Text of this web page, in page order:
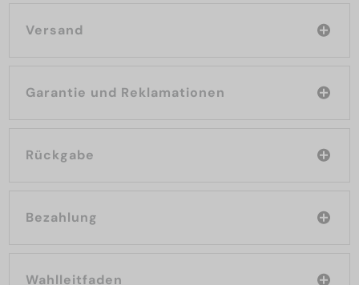
Versand
Garantie und Reklamationen
Rückgabe
Bezahlung
Wahlleitfaden